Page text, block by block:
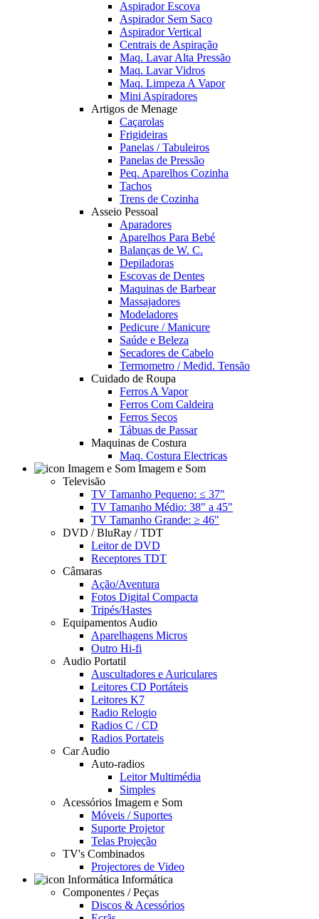
Aspirador Escova
Aspirador Sem Saco
Aspirador Vertical
Centrais de Aspiração
Maq. Lavar Alta Pressão
Maq. Lavar Vidros
Maq. Limpeza A Vapor
Mini Aspiradores
Artigos de Menage
Caçarolas
Frigideiras
Panelas / Tabuleiros
Panelas de Pressão
Peq. Aparelhos Cozinha
Tachos
Trens de Cozinha
Asseio Pessoal
Aparadores
Aparelhos Para Bebé
Balanças de W. C.
Depiladoras
Escovas de Dentes
Maquinas de Barbear
Massajadores
Modeladores
Pedicure / Manicure
Saúde e Beleza
Secadores de Cabelo
Termometro / Medid. Tensão
Cuidado de Roupa
Ferros A Vapor
Ferros Com Caldeira
Ferros Secos
Tábuas de Passar
Maquinas de Costura
Maq. Costura Electricas
Imagem e Som
Televisão
TV Tamanho Pequeno: ≤ 37"
TV Tamanho Médio: 38" a 45"
TV Tamanho Grande: ≥ 46"
DVD / BluRay / TDT
Leitor de DVD
Receptores TDT
Câmaras
Ação/Aventura
Fotos Digital Compacta
Tripés/Hastes
Equipamentos Audio
Aparelhagens Micros
Outro Hi-fi
Audio Portatil
Auscultadores e Auriculares
Leitores CD Portáteis
Leitores K7
Radio Relogio
Radios C / CD
Radios Portateis
Car Audio
Auto-radios
Leitor Multimédia
Simples
Acessórios Imagem e Som
Móveis / Suportes
Suporte Projetor
Telas Projeção
TV's Combinados
Projectores de Video
Informática
Componentes / Peças
Discos & Acessórios